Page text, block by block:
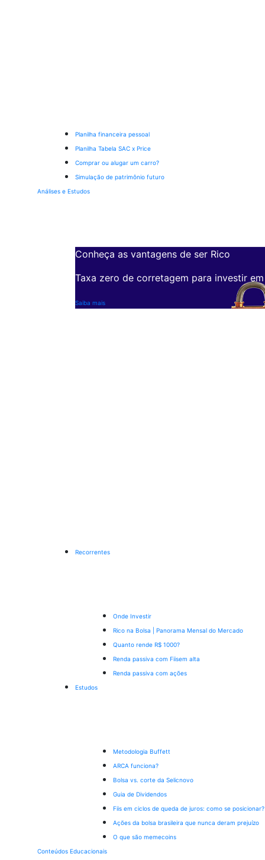
Planilha financeira pessoal
Planilha Tabela SAC x Price
Comprar ou alugar um carro?
Simulação de patrimônio futuro
Análises e Estudos
Conheça as vantagens de ser Rico
Taxa zero de corretagem para investir
Saiba mais
Recorrentes
Onde Investir
Rico na Bolsa | Panorama Mensal do Mercado
Quanto rende R$ 1000?
Renda passiva com Fiisem alta
Renda passiva com ações
Estudos
Metodologia Buffett
ARCA funciona?
Bolsa vs. corte da Selicnovo
Guia de Dividendos
Fiis em ciclos de queda de juros: como se posicionar?
Ações da bolsa brasileira que nunca deram prejuízo
O que são memecoins
Conteúdos Educacionais